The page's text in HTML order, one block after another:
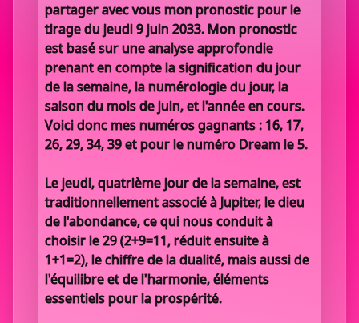
partager avec vous mon pronostic pour le
tirage du jeudi 9 juin 2033. Mon pronostic
est basé sur une analyse approfondie
prenant en compte la signification du jour
de la semaine, la numérologie du jour, la
saison du mois de juin, et l'année en cours.
Voici donc mes numéros gagnants : 16, 17,
26, 29, 34, 39 et pour le numéro Dream le 5.
Le jeudi, quatrième jour de la semaine, est
traditionnellement associé à Jupiter, le dieu
de l'abondance, ce qui nous conduit à
choisir le 29 (2+9=11, réduit ensuite à
1+1=2), le chiffre de la dualité, mais aussi de
l'équilibre et de l'harmonie, éléments
essentiels pour la prospérité.